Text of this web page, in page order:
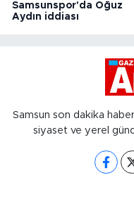
Samsunspor'da Oğuz
Aydın iddiası
Samsun son dakika
siyaset ve yerel